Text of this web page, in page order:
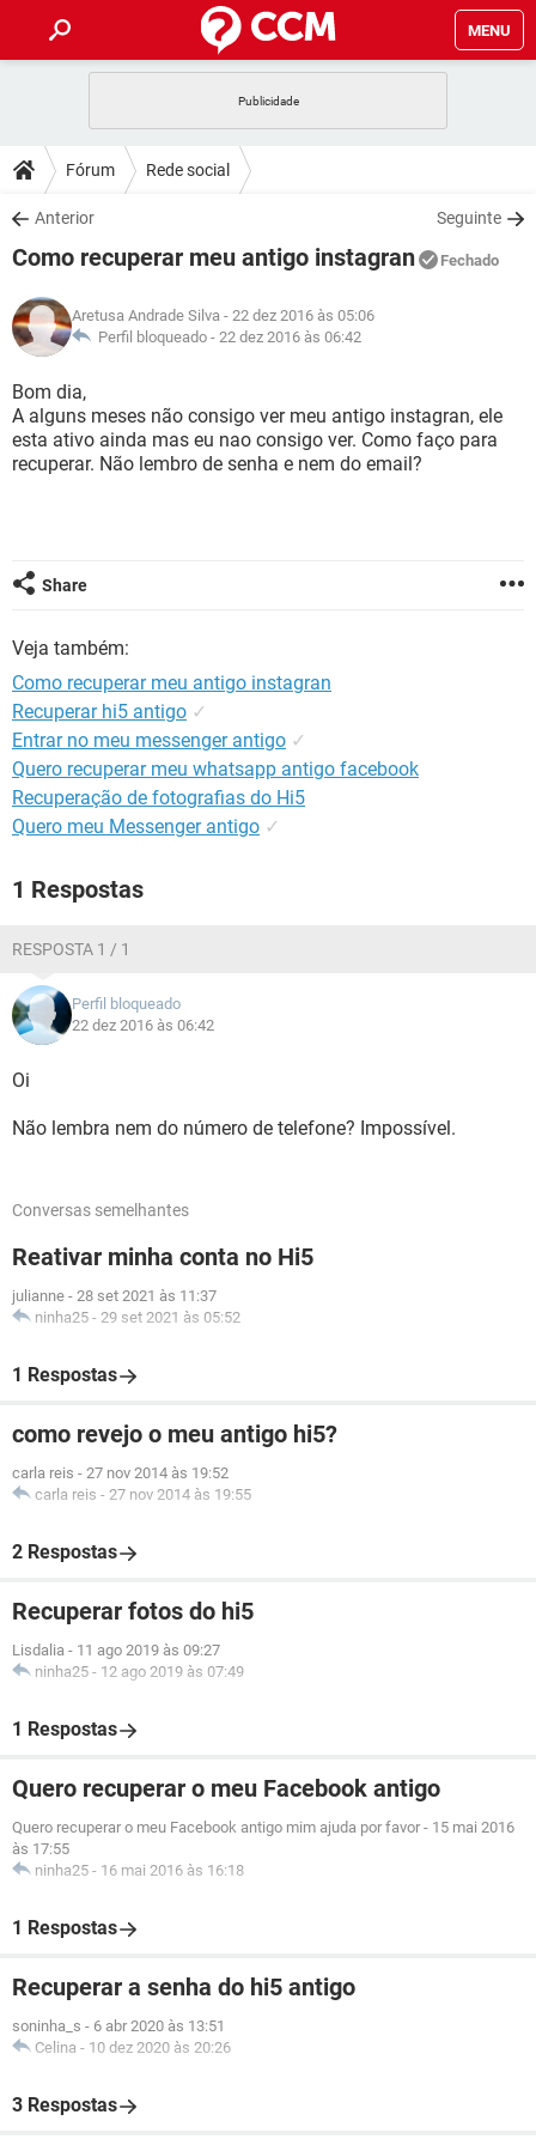
MENU
CELULAR
OUTLOOK
INSTAGRAM GMAIL
GUIA DE COMPRAS
DICAS
JOGOS
INSTAGRAM GMAIL
GUIA DE COMPRAS
DOWNLOADS
JOGOS WHATSAPP
CELULAR
OUTLOOK EXCEL
INSTAGRAM
GUIA DE COMPRAS
JOGOS WHATSAPP
CELULAR
OUTLOOK
INSTAGRAM GMAIL
GLOSSÁRIO
JOGOS
CELULAR FACEBOOK
OUTLOOK EXCEL
Fórum Rede social
Anterior Seguinte
Como recuperar meu antigo instagran Fechado
Aretusa Andrade Silva - 22 dez 2016 às 05:06
Perfil bloqueado - 22 dez 2016 às 06:42
Bom dia,
A alguns meses não consigo ver meu antigo instagran, ele
esta ativo ainda mas eu nao consigo ver. Como faço para
recuperar. Não lembro de senha e nem do email?
Share
Veja também:
Como recuperar meu antigo instagran
Recuperar hi5 antigo ✓
Entrar no meu messenger antigo ✓
Quero recuperar meu whatsapp antigo facebook
Recuperação de fotografias do Hi5
Quero meu Messenger antigo ✓
1 Respostas
RESPOSTA 1 / 1
Perfil bloqueado
22 dez 2016 às 06:42
Oi
Não lembra nem do número de telefone? Impossível.
Conversas semelhantes
Reativar minha conta no Hi5
julianne - 28 set 2021 às 11:37
ninha25 - 29 set 2021 às 05:52
1 Respostas
como revejo o meu antigo hi5?
carla reis - 27 nov 2014 às 19:52
carla reis - 27 nov 2014 às 19:55
2 Respostas
Recuperar fotos do hi5
Lisdalia - 11 ago 2019 às 09:27
ninha25 - 12 ago 2019 às 07:49
1 Respostas
Quero recuperar o meu Facebook antigo
Quero recuperar o meu Facebook antigo mim ajuda por favor - 15 mai 2016
às 17:55
ninha25 - 16 mai 2016 às 16:18
1 Respostas
Recuperar a senha do hi5 antigo
soninha_s - 6 abr 2020 às 13:51
Celina - 10 dez 2020 às 20:26
3 Respostas